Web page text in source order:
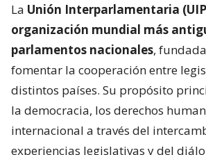
La Unión Interparlamentaria
organización mundial más
parlamentos nacionales,
fomentar la cooperación entre
distintos países. Su propósito
la democracia, los derechos
internacional a través del
experiencias legislativas y del